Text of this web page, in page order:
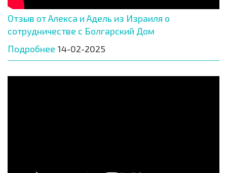
Отзыв от Алекса и Адель из Израиля о
сотрудничестве с Болгарский Дом
Подробнее 14-02-2025